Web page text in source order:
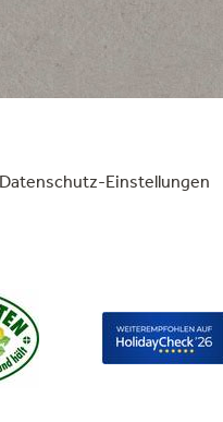
Datenschutz-Einstellungen